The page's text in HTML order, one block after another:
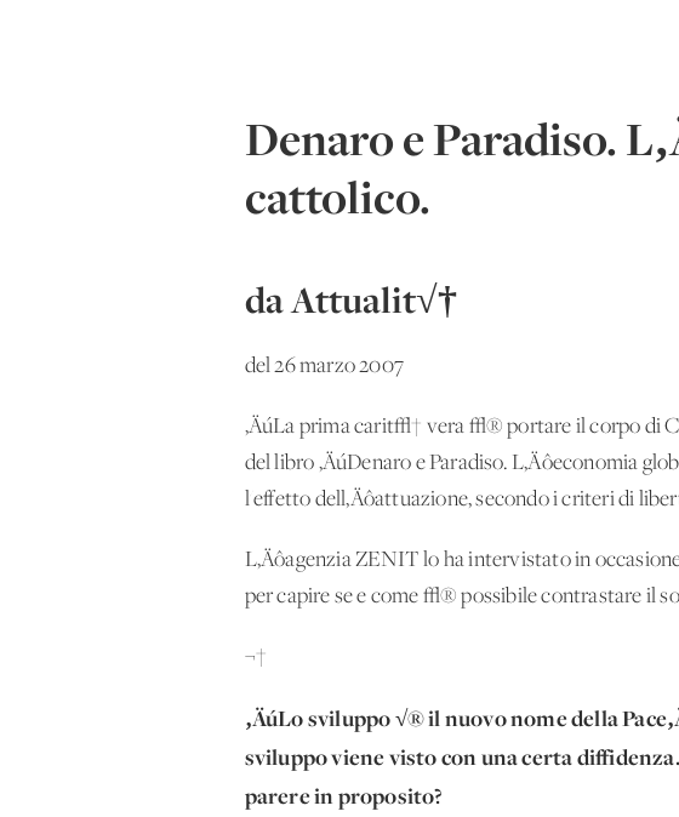
Denaro e Paradiso.
cattolico.
da Attualit√†
del 26 marzo 2007
‚ÄúLa prima carit√† vera √® portare il corpo di
del libro ‚ÄúDenaro e Paradiso. L‚Äôeconomia
l'effetto dell‚Äôattuazione, secondo i criteri di
L‚Äôagenzia ZENIT lo ha intervistato in
per capire se e come √® possibile contrastare il
¬†
‚ÄúLo sviluppo √® il nuovo nome della
sviluppo viene visto con una certa
parere in proposito?